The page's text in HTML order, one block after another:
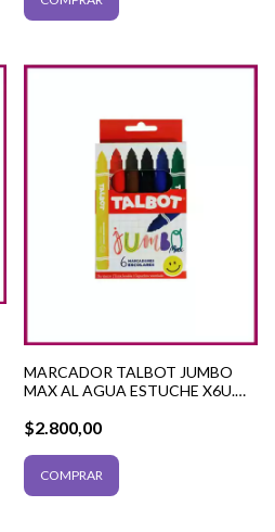
MARCADOR TALBOT JUMBO
MAX AL AGUA ESTUCHE X6U.
$2.800,00